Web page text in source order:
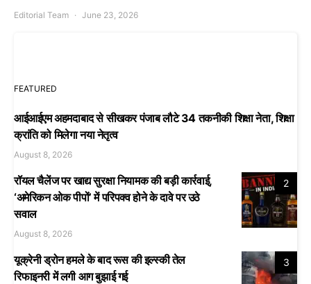
Editorial Team June 23, 2026
FEATURED
आईआईएम अहमदाबाद से सीखकर पंजाब लौटे 34 तकनीकी शिक्षा नेता, शिक्षा
क्रांति को मिलेगा नया नेतृत्व
August 8, 2026
2
रॉयल चैलेंज पर खाद्य सुरक्षा नियामक की बड़ी कार्रवाई,
‘अमेरिकन ओक पीपों’ में परिपक्व होने के दावे पर उठे
सवाल
August 8, 2026
3
यूक्रेनी ड्रोन हमले के बाद रूस की इल्स्की तेल
रिफाइनरी में लगी आग बुझाई गई